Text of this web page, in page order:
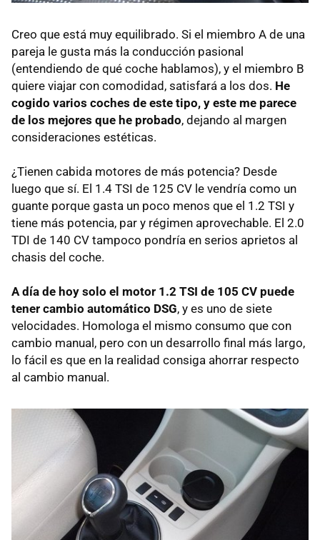
Creo que está muy equilibrado. Si el miembro A de una
pareja le gusta más la conducción pasional
(entendiendo de qué coche hablamos), y el miembro B
quiere viajar con comodidad, satisfará a los dos. He
cogido varios coches de este tipo, y este me parece
de los mejores que he probado, dejando al margen
consideraciones estéticas.
¿Tienen cabida motores de más potencia? Desde
luego que sí. El 1.4 TSI de 125 CV le vendría como un
guante porque gasta un poco menos que el 1.2 TSI y
tiene más potencia, par y régimen aprovechable. El 2.0
TDI de 140 CV tampoco pondría en serios aprietos al
chasis del coche.
A día de hoy solo el motor 1.2 TSI de 105 CV puede
tener cambio automático DSG, y es uno de siete
velocidades. Homologa el mismo consumo que con
cambio manual, pero con un desarrollo final más largo,
lo fácil es que en la realidad consiga ahorrar respecto
al cambio manual.